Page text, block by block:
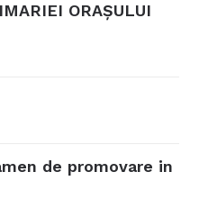
ORAŞULUI
de promovare in